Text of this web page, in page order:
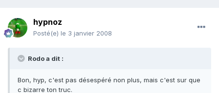
hypnoz
Posté(e) le 3 janvier 2008
Rodo a dit :
Bon, hyp, c'est pas désespéré non plus, mais c'est sur que
c bizarre ton truc.